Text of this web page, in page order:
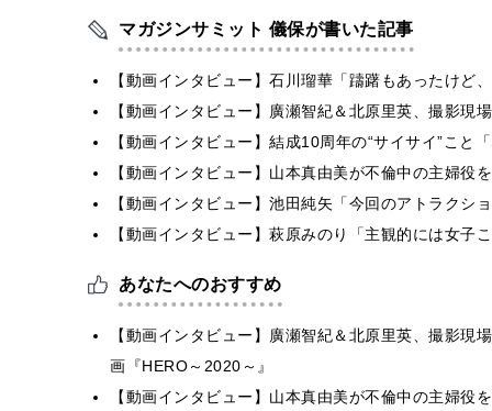
マガジンサミット 儀保が書いた記事
【動画インタビュー】石川瑠華「躊躇もあったけど
【動画インタビュー】廣瀬智紀＆北原里英、撮影現
【動画インタビュー】結成10周年の“サイサイ”こと
【動画インタビュー】山本真由美が不倫中の主婦
【動画インタビュー】池田純矢「今回のアトラク
【動画インタビュー】萩原みのり「主観的には女
あなたへのおすすめ
【動画インタビュー】廣瀬智紀＆北原里英、撮影現
画『HERO～2020～』
【動画インタビュー】山本真由美が不倫中の主婦役